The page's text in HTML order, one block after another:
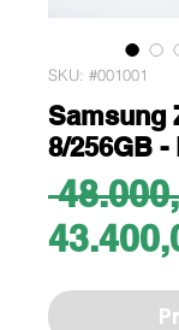
SKU: #001001
Samsung
8/256GB -